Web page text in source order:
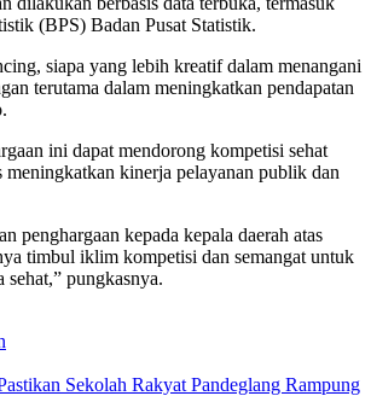
(BPS) Badan Pusat Statistik.
siapa yang lebih kreatif dalam menangani
terutama dalam meningkatkan pendapatan
ini dapat mendorong kompetisi sehat
meningkatkan kinerja pelayanan publik dan
penghargaan kepada kepala daerah atas
timbul iklim kompetisi dan semangat untuk
sehat,” pungkasnya.